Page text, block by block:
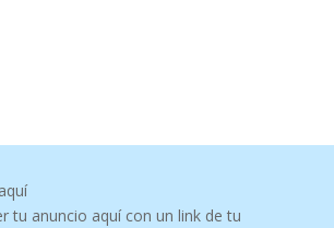
tu anuncio aquí con un link de tu